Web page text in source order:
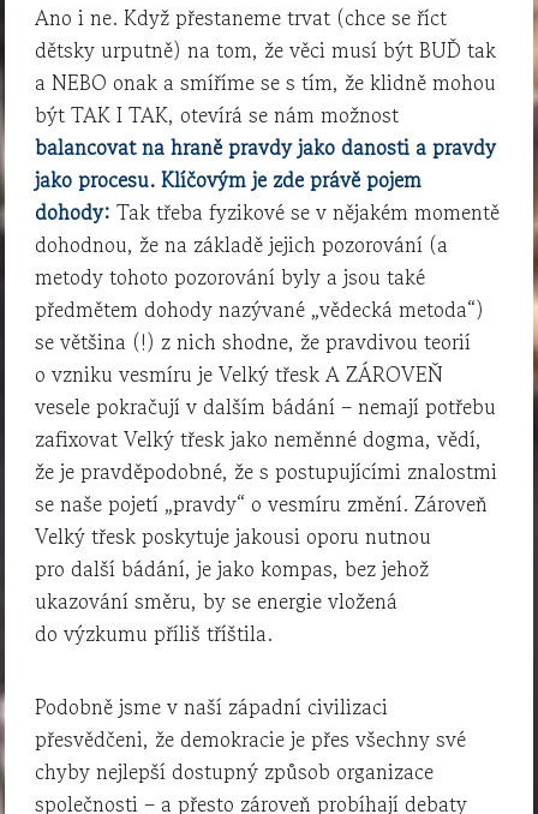
Ano i ne. Když přestaneme trvat (chce se říct
dětsky urputně) na tom, že věci musí být BUĎ tak
a NEBO onak a smíříme se s tím, že klidně mohou
být TAK I TAK, otevírá se nám možnost
balancovat na hraně pravdy jako danosti a pravdy
jako procesu. Klíčovým je zde právě pojem
dohody: Tak třeba fyzikové se v nějakém momentě
dohodnou, že na základě jejich pozorování (a
metody tohoto pozorování byly a jsou také
předmětem dohody nazývané „vědecká metoda“)
se většina (!) z nich shodne, že pravdivou teorií
o vzniku vesmíru je Velký třesk A ZÁROVEŇ
vesele pokračují v dalším bádání – nemají potřebu
zafixovat Velký třesk jako neměnné dogma, vědí,
že je pravděpodobné, že s postupujícími znalostmi
se naše pojetí „pravdy“ o vesmíru změní. Zároveň
Velký třesk poskytuje jakousi oporu nutnou
pro další bádání, je jako kompas, bez jehož
ukazování směru, by se energie vložená
do výzkumu příliš tříštila.
Podobně jsme v naší západní civilizaci
přesvědčeni, že demokracie je přes všechny své
chyby nejlepší dostupný způsob organizace
společnosti – a přesto zároveň probíhají debaty